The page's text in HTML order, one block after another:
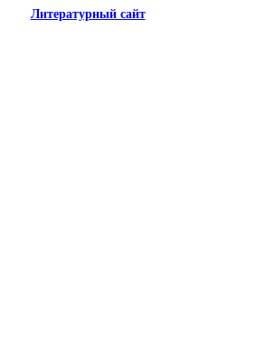
Литературный сайт